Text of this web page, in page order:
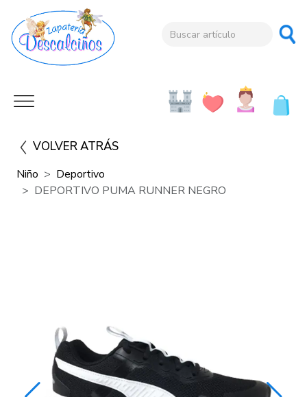
VOLVER ATRÁS
Niño
Deportivo
DEPORTIVO PUMA RUNNER NEGRO